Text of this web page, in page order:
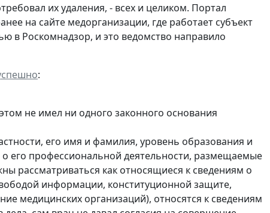
их удаления, - всех и целиком. Портал
на сайте медорганизации, где работает субъект
в Роскомнадзор, и это ведомство направило
:
не имел ни одного законного основания
его имя и фамилия, уровень образования и
его профессиональной деятельности, размещаемые
рассматриваться как относящиеся к сведениям о
информации, конституционной защите,
медицинских организаций), относятся к сведениям